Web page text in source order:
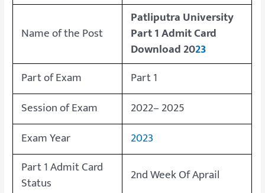
Name of the Post
Patliputra University
Part 1 Admit Card
Download 2023
Part of Exam
Part 1
Session of Exam
2022– 2025
Exam Year
2023
Part 1 Admit Card
Status
2nd Week Of Aprail